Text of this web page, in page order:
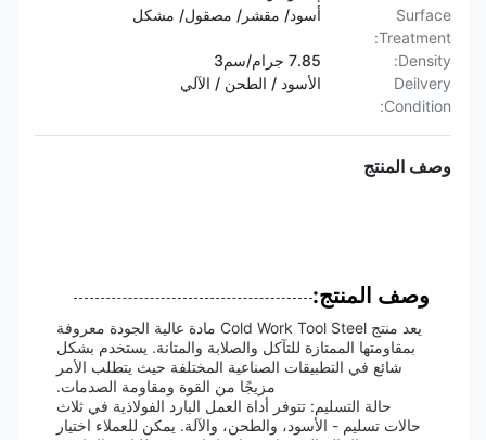
Surface
Treatment:
أسود/ مقشر/ مصقول/ مشكل
Density:
Deilvery
Condition:
الأسود / الطحن / الآلي
وصف المنتج
وصف المنتج:
يعد منتج Cold Work Tool Steel مادة عالية الجودة معروفة
بمقاومتها الممتازة للتآكل والصلابة والمتانة. يستخدم بشكل
شائع في التطبيقات الصناعية المختلفة حيث يتطلب الأمر
مزيجًا من القوة ومقاومة الصدمات.
حالة التسليم: تتوفر أداة العمل البارد الفولاذية في ثلاث
حالات تسليم - الأسود، والطحن، والآلة. يمكن للعملاء اختيار